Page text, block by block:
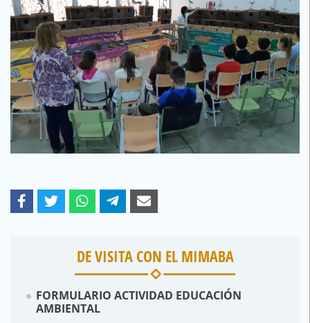
DE VISITA CON EL MIMABA
FORMULARIO ACTIVIDAD EDUCACIÓN
AMBIENTAL